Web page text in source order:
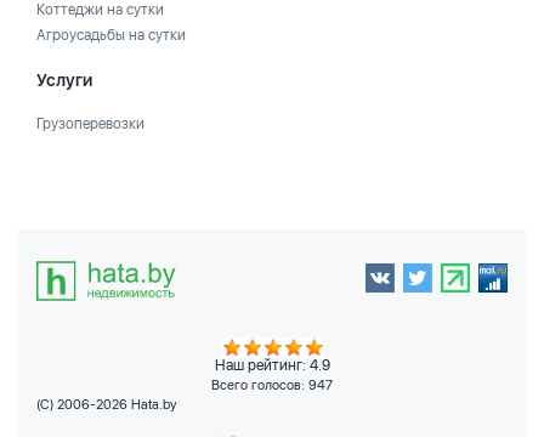
Коттеджи на сутки
Агроусадьбы на сутки
Услуги
Грузоперевозки
Наш рейтинг: 4.9
Всего голосов: 947
(C) 2006-2026 Hata.by